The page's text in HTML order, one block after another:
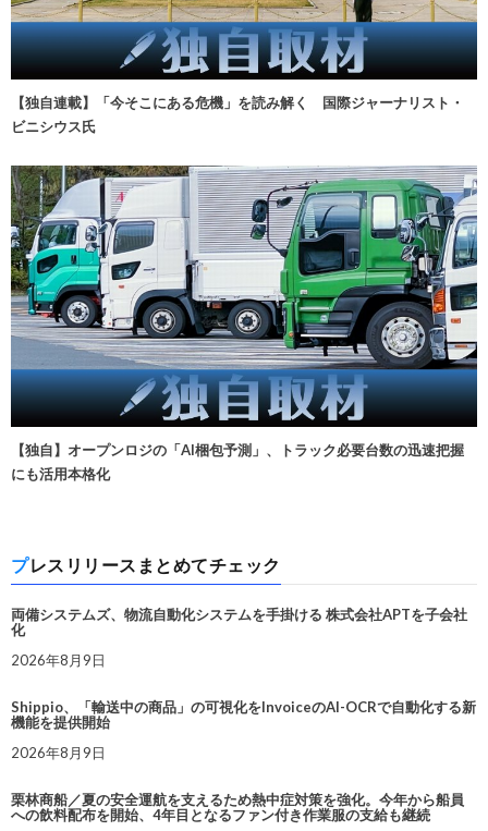
【独自連載】「今そこにある危機」を読み解く 国際ジャーナリスト・
ビニシウス氏
【独自】オープンロジの「AI梱包予測」、トラック必要台数の迅速把握
にも活用本格化
プレスリリースまとめてチェック
両備システムズ、物流自動化システムを手掛ける 株式会社APTを子会社
化
2026年8月9日
Shippio、「輸送中の商品」の可視化をInvoiceのAI-OCRで自動化する新
機能を提供開始
2026年8月9日
栗林商船／夏の安全運航を支えるため熱中症対策を強化。今年から船員
への飲料配布を開始、4年目となるファン付き作業服の支給も継続